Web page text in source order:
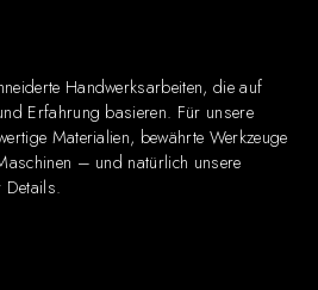
Handwerksarbeiten, die auf
Erfahrung basieren. Für unsere
Materialien, bewährte Werkzeuge
– und natürlich unsere
Details.